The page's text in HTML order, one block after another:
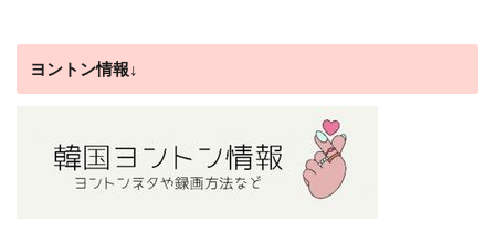
ヨントン情報↓